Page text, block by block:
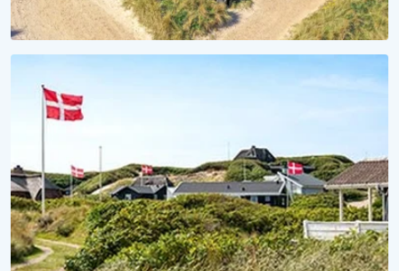
Vågn op til lyden af bølger
Se vores sommerhuse ved vandet